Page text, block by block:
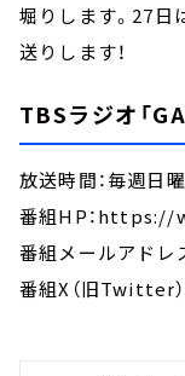
堀りします。27日
送りします！
TBSラジオ「
放送時間：毎週日
番組HP：
番組メールアド
番組X（旧Twitter